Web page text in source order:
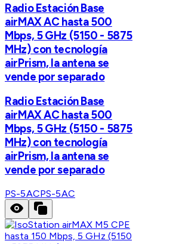
Radio Estación Base
airMAX AC hasta 500
Mbps, 5 GHz (5150 - 5875
MHz) con tecnología
airPrism, la antena se
vende por separado
Radio Estación Base
airMAX AC hasta 500
Mbps, 5 GHz (5150 - 5875
MHz) con tecnología
airPrism, la antena se
vende por separado
PS-5ACPS-5AC